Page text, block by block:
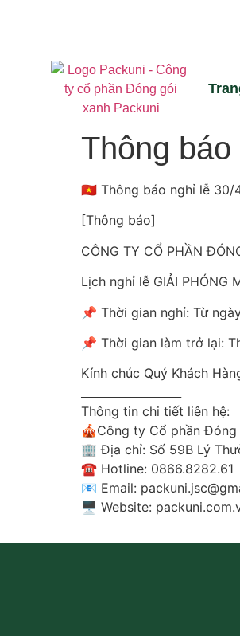
Thông
🇻🇳 Thông báo nghỉ lễ 30/
[Thông báo]
CÔNG TY CỔ PHẦN
Lịch nghỉ lễ GIẢI PHÓNG
📌 Thời gian nghỉ: Từ
📌 Thời gian làm trở lại:
Kính chúc Quý Khách
Thông tin chi tiết liên hệ:
🎪Công ty Cổ phần Đóng
🏢 Địa chỉ: Số 59B Lý
☎️ Hotline: 0866.8282.61
📧 Email:
🖥 Website: